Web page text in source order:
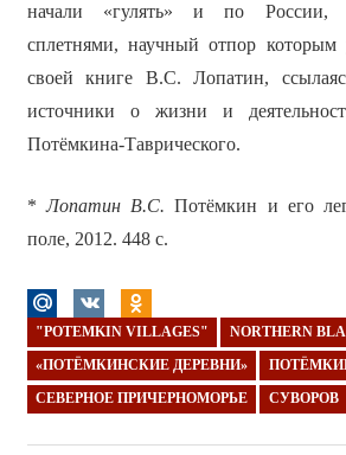
начали «гулять» и по России,
сплетнями, научный отпор которым
своей книге В.С. Лопатин,
источники о жизни и
Потёмкина-Таврического.
*Лопатин В.С. Потёмкин и его
поле, 2012. 448 с.
"POTEMKIN VILLAGES" NORTHERN
«ПОТЁМКИНСКИЕ ДЕРЕВНИ»
СЕВЕРНОЕ ПРИЧЕРНОМОРЬЕ СУВОРОВ